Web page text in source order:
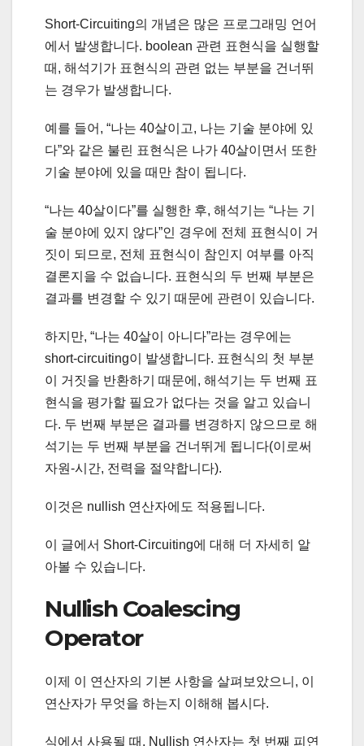
Short-Circuiting의 개념은 많은 프로그래밍 언어
에서 발생합니다. boolean 관련 표현식을 실행할
때, 해석기가 표현식의 관련 없는 부분을 건너뛰
는 경우가 발생합니다.
예를 들어, “나는 40살이고, 나는 기술 분야에 있
다”와 같은 불린 표현식은 나가 40살이면서 또한
기술 분야에 있을 때만 참이 됩니다.
“나는 40살이다”를 실행한 후, 해석기는 “나는 기
술 분야에 있지 않다”인 경우에 전체 표현식이 거
짓이 되므로, 전체 표현식이 참인지 여부를 아직
결론지을 수 없습니다. 표현식의 두 번째 부분은
결과를 변경할 수 있기 때문에 관련이 있습니다.
하지만, “나는 40살이 아니다”라는 경우에는
short-circuiting이 발생합니다. 표현식의 첫 부분
이 거짓을 반환하기 때문에, 해석기는 두 번째 표
현식을 평가할 필요가 없다는 것을 알고 있습니
다. 두 번째 부분은 결과를 변경하지 않으므로 해
석기는 두 번째 부분을 건너뛰게 됩니다(이로써
자원-시간, 전력을 절약합니다).
이것은 nullish 연산자에도 적용됩니다.
이 글에서 Short-Circuiting에 대해 더 자세히 알
아볼 수 있습니다.
Nullish Coalescing
Operator
이제 이 연산자의 기본 사항을 살펴보았으니, 이
연산자가 무엇을 하는지 이해해 봅시다.
식에서 사용될 때, Nullish 연산자는 첫 번째 피연